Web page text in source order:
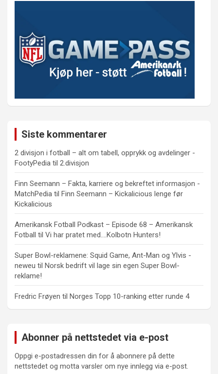
Siste kommentarer
2 divisjon i fotball – alt om tabell, opprykk og avdelinger -
FootyPedia til 2.divisjon
Finn Seemann – Fakta, karriere og bekreftet informasjon -
MatchPedia til Finn Seemann – Kickalicious lenge før
Kickalicious
Amerikansk Fotball Podkast – Episode 68 – Amerikansk
Fotball til Vi har pratet med….Kolbotn Hunters!
Super Bowl-reklamene: Squid Game, Ant-Man og Ylvis -
neweu til Norsk bedrift vil lage sin egen Super Bowl-
reklame!
Fredric Frøyen til Norges Topp 10-ranking etter runde 4
Abonner på nettstedet via e-post
Oppgi e-postadressen din for å abonnere på dette
nettstedet og motta varsler om nye innlegg via e-post.